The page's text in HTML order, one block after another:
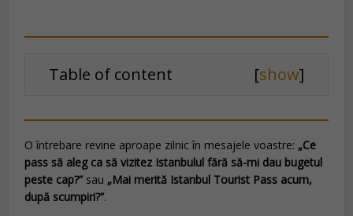
Table of content [show]
O întrebare revine aproape zilnic în mesajele voastre: „Ce
pass să aleg ca să vizitez Istanbulul fără să-mi dau bugetul
peste cap?” sau „Mai merită Istanbul Tourist Pass acum,
după scumpiri?”.